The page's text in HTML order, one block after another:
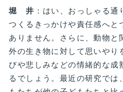
堀 井 ：はい、おっしゃる
つくるきっかけや責任感へと
ありません。さらに、動物と
外の生き物に対して思いやり
びや悲しみなどの情緒的な成
るでしょう。最近の研究では